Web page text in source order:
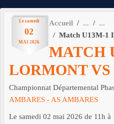
Le samedi
02
MAI 2026
Accueil
Match U13M-1
MATCH
LORMONT
Championnat Départemental
AMBARES - AS AMBARES
Le samedi 02 mai 2026 de 11h à